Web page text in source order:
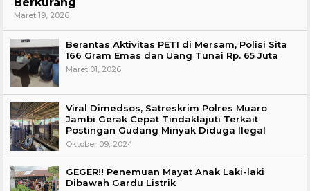
Berkurang
Maret 19, 2026
Berantas Aktivitas PETI di Mersam, Polisi Sita
166 Gram Emas dan Uang Tunai Rp. 65 Juta
Maret 01, 2026
Viral Dimedsos, Satreskrim Polres Muaro
Jambi Gerak Cepat Tindaklajuti Terkait
Postingan Gudang Minyak Diduga Ilegal
Oktober 09, 2024
GEGER!! Penemuan Mayat Anak Laki-laki
Dibawah Gardu Listrik